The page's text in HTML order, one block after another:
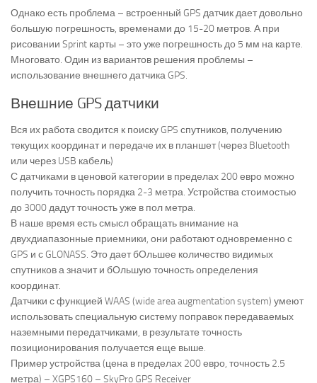
Однако есть проблема – встроенный GPS датчик дает довольно
большую погрешность, временами до 15-20 метров. А при
рисовании Sprint карты – это уже погрешность до 5 мм на карте.
Многовато. Один из вариантов решения проблемы –
использование внешнего датчика GPS.
Внешние GPS датчики
Вся их работа сводится к поиску GPS спутников, получению
текущих координат и передаче их в планшет (через Bluetooth
или через USB кабель)
С датчиками в ценовой категории в пределах 200 евро можно
получить точность порядка 2-3 метра. Устройства стоимостью
до 3000 дадут точность уже в пол метра.
В наше время есть смысл обращать внимание на
двухдиапазонные приемники, они работают одновременно с
GPS и с GLONASS. Это дает бОльшее количество видимых
спутников а значит и бОльшую точность определения
координат.
Датчики с функцией WAAS (wide area augmentation system) умеют
использовать специальную систему поправок передаваемых
наземными передатчиками, в результате точность
позиционирования получается еще выше.
Пример устройства (цена в пределах 200 евро, точность 2.5
метра) – XGPS160 – SkyPro GPS Receiver